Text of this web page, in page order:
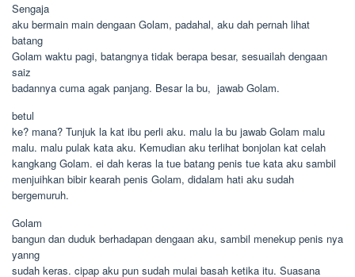
Sengaja
aku bermain main dengaan Golam, padahal, aku dah pernah lihat
batang
Golam waktu pagi, batangnya tidak berapa besar, sesuailah dengaan
saiz
badannya cuma agak panjang. Besar la bu,  jawab Golam.
betul
ke? mana? Tunjuk la kat ibu perli aku. malu la bu jawab Golam malu
malu. malu pulak kata aku. Kemudian aku terlihat bonjolan kat celah
kangkang Golam. ei dah keras la tue batang penis tue kata aku sambil
menjuihkan bibir kearah penis Golam, didalam hati aku sudah
bergemuruh.
Golam
bangun dan duduk berhadapan dengaan aku, sambil menekup penis nya
yanng
sudah keras. cipap aku pun sudah mulai basah ketika itu. Suasana